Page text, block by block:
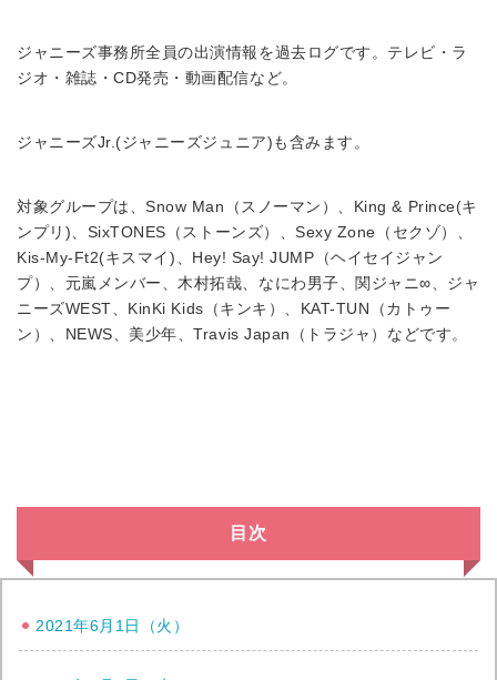
ジャニーズ事務所全員の出演情報を過去ログです。テレビ・ラ
ジオ・雑誌・CD発売・動画配信など。
ジャニーズJr.(ジャニーズジュニア)も含みます。
対象グループは、Snow Man（スノーマン）、King & Prince(キ
ンプリ)、SixTONES（ストーンズ）、Sexy Zone（セクゾ）、
Kis-My-Ft2(キスマイ)、Hey! Say! JUMP（ヘイセイジャン
プ）、元嵐メンバー、木村拓哉、なにわ男子、関ジャニ∞、ジャ
ニーズWEST、KinKi Kids（キンキ）、KAT-TUN（カトゥー
ン）、NEWS、美少年、Travis Japan（トラジャ）などです。
目次
2021年6月1日（火）